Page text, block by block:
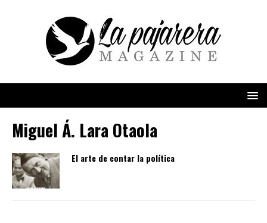
Miguel Á. Lara Otaola
El arte de contar la política